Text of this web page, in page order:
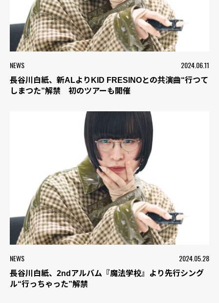
NEWS 2024.06.11
長谷川白紙、新ALよりKID FRESINOとの共演曲“行つて
しまつた”解禁 初のツアーも開催
NEWS 2024.05.28
長谷川白紙、2ndアルバム『魔法学校』より先行シング
ル“行っちゃった”解禁